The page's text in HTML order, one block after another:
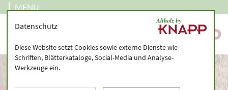
MENU
Datenschutz
Diese Website setzt Cookies sowie externe Dienste wie
Schriften, Blätterkataloge, Social-Media und Analyse-
Werkzeuge ein.